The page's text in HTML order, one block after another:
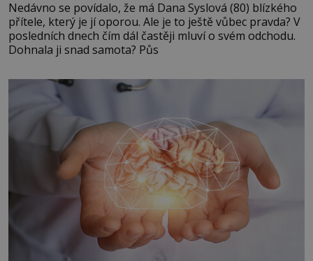
Nedávno se povídalo, že má Dana Syslová (80) blízkého
přítele, který je jí oporou. Ale je to ještě vůbec pravda? V
posledních dnech čím dál častěji mluví o svém odchodu.
Dohnala ji snad samota? Půs